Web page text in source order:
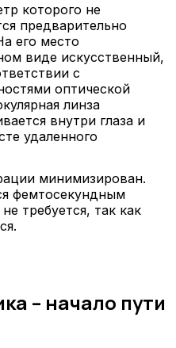
которого не
предварительно
его место
виде искусственный,
с
оптической
линза
внутри глаза и
удаленного
минимизирован.
фемтосекундным
требуется, так как
– начало пути